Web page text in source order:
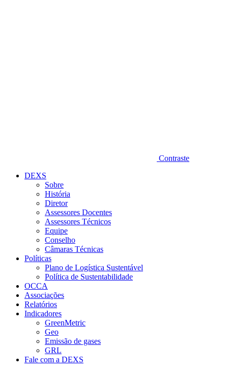
Contraste
DEXS
Sobre
História
Diretor
Assessores Docentes
Assessores Técnicos
Equipe
Conselho
Câmaras Técnicas
Políticas
Plano de Logística Sustentável
Política de Sustentabilidade
OCCA
Associações
Relatórios
Indicadores
GreenMetric
Geo
Emissão de gases
GRL
Fale com a DEXS